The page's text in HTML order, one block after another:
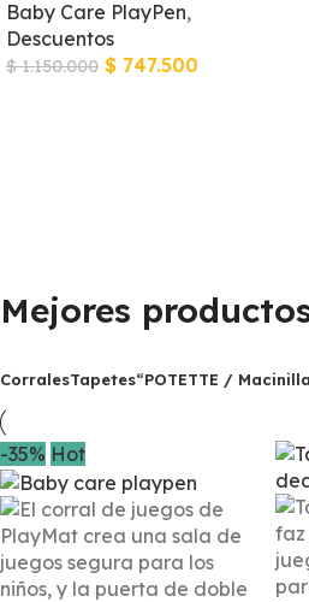
Baby Care PlayPen,
Descuentos
$1.150.000 $ 747.500
Mejores
CorralesTapetes“POTETTE /
-35% Hot